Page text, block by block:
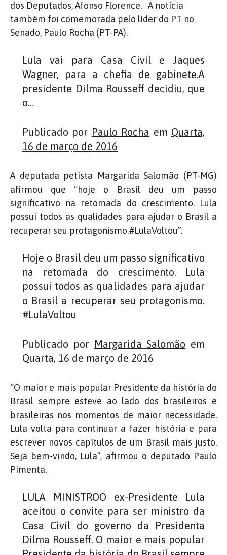
dos Deputados, Afonso Florence. A notícia
também foi comemorada pelo líder do PT no
Senado, Paulo Rocha (PT-PA).
Lula vai para Casa Civil e Jaques
Wagner, para a chefia de gabinete.A
presidente Dilma Rousseff decidiu, que
o…
Publicado por Paulo Rocha em Quarta,
16 de março de 2016
A deputada petista Margarida Salomão (PT-MG)
afirmou que “hoje o Brasil deu um passo
significativo na retomada do crescimento. Lula
possui todos as qualidades para ajudar o Brasil a
recuperar seu protagonismo.‪#‎LulaVoltou”‬.
Hoje o Brasil deu um passo significativo
na retomada do crescimento. Lula
possui todos as qualidades para ajudar
o Brasil a recuperar seu protagonismo.
#LulaVoltou
Publicado por Margarida Salomão em
Quarta, 16 de março de 2016
“O maior e mais popular Presidente da história do
Brasil sempre esteve ao lado dos brasileiros e
brasileiras nos momentos de maior necessidade.
Lula volta para continuar a fazer história e para
escrever novos capítulos de um Brasil mais justo.
Seja bem-vindo, Lula”, afirmou o deputado Paulo
Pimenta.
LULA MINISTROO ex-Presidente Lula
aceitou o convite para ser ministro da
Casa Civil do governo da Presidenta
Dilma Rousseff. O maior e mais popular